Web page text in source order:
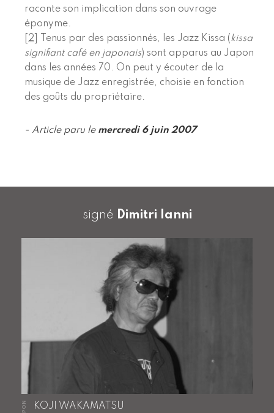
raconte son implication dans son ouvrage
éponyme.
2 Tenus par des passionnés, les Jazz Kissa (kissa
signifiant café en japonais) sont apparus au Japon
dans les années 70. On peut y écouter de la
musique de Jazz enregistrée, choisie en fonction
des goûts du propriétaire.
- Article paru le mercredi 6 juin 2007
signé Dimitri Ianni
KOJI WAKAMATSU